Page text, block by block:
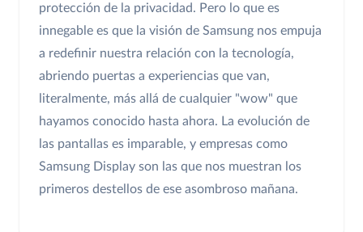
protección de la privacidad. Pero lo que es
innegable es que la visión de Samsung nos empuja
a redefinir nuestra relación con la tecnología,
abriendo puertas a experiencias que van,
literalmente, más allá de cualquier "wow" que
hayamos conocido hasta ahora. La evolución de
las pantallas es imparable, y empresas como
Samsung Display son las que nos muestran los
primeros destellos de ese asombroso mañana.